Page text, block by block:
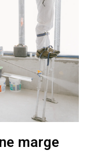
marge